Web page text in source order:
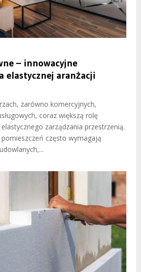
– innowacyjne
elastycznej aranżacji
zarówno komercyjnych,
coraz większą rolę
zarządzania przestrzenią.
pomieszczeń często wymagają